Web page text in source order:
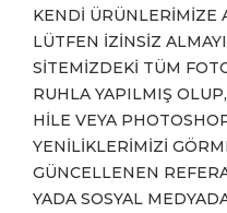
KENDİ ÜRÜNLERİMİZE
LÜTFEN İZİNSİZ
SİTEMİZDEKİ TÜM
RUHLA YAPILMIŞ
HİLE VEYA
YENİLİKLERİMİZİ
GÜNCELLENEN
YADA SOSYAL